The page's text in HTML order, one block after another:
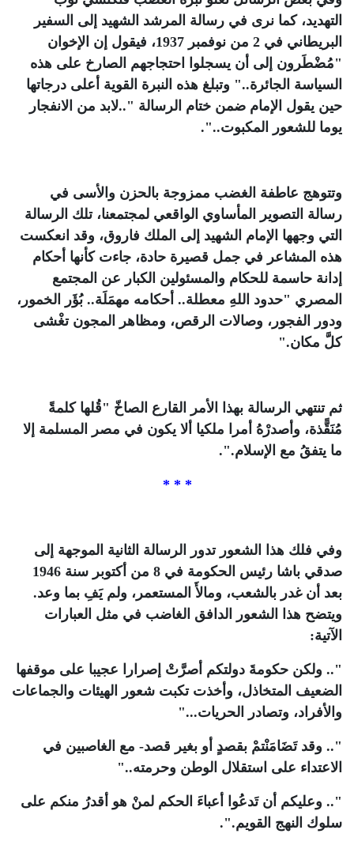
التهديد، كما نرى في رسالة المرشد الشهيد إلى السفير
البريطاني في 2 من نوفمبر 1937، فيقول إن الإخوان
"مُضْطَرون إلى أن يسجلوا احتجاجهم الصارخ على هذه
السياسة الجائرة.." وتبلغ هذه النبرة القوية أعلى درجاتها
حين يقول الإمام ضمن ختام الرسالة "..لابد من الانفجار
يوما للشعور المكبوت..".
وتتوهج عاطفة الغضب ممزوجة بالحزن والأسى في
رسالة التصوير المأساوي الواقعي لمجتمعنا، تلك الرسالة
التي وجهها الإمام الشهيد إلى الملك فاروق، وقد انعكست
هذه المشاعر في جمل قصيرة حادة، جاءت كأنها أحكام
إدانة حاسمة للحكام والمسئولين الكبار عن المجتمع
المصري "حدود اللهِ معطلة.. أحكامه مهمَلَة.. بُؤَر الخمور،
ودور الفجور، وصالات الرقص، ومظاهر المجون تغْشى
كلَّ مكان."
ثم تنتهي الرسالة بهذا الأمر القارع الصاخّ "قُلها كلمةً
مُنَقًّذة، وأصدرْهُ أمرا ملكيا ألا يكون في مصر المسلمة إلا
ما يتفقُ مع الإسلام.".
* * *
وفي فلك هذا الشعور تدور الرسالة الثانية الموجهة إلى
صدقي باشا رئيس الحكومة في 8 من أكتوبر سنة 1946
بعد أن غدر بالشعب، ومالأَ المستعمر، ولم يَفِ بما وعد.
ويتضح هذا الشعور الدافق الغاضب في مثل العبارات
الآتية:
".. ولكن حكومةَ دولتكم أصرَّتْ إصرارا عجيبا على موقفها
الضعيف المتخاذل، وأخذت تكبت شعور الهيئات والجماعات
والأفراد، وتصادر الحريات..."
".. وقد تَضَامَنْتمْ بقصدٍ أو بغير قصد- مع الغاصبين في
الاعتداء على استقلال الوطن وحرمته.."
".. وعليكم أن تَدعُوا أعباءَ الحكم لمنْ هو أقدرُ منكم على
سلوك النهج القويم.".